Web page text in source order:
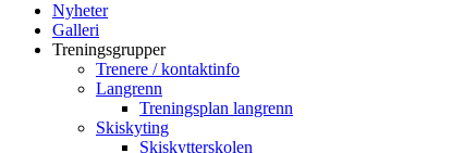
Nyheter
Galleri
Treningsgrupper
Trenere / kontaktinfo
Langrenn
Treningsplan langrenn
Skiskyting
Skiskytterskolen